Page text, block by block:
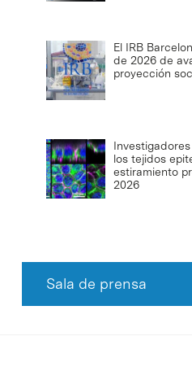
El IRB
de 2026 de
proyección
los tejidos
estiramiento
2026
Sala de prensa